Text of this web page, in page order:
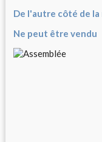
De l'autre côté de la
Ne peut être vendu